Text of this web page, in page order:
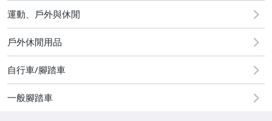
圖書/影音/文具
古董、藝術與礦石
手機、配件與通訊
美容保養與彩妝
運動、戶外與休閒
戶外休閒用品
自行車/腳踏車
一般腳踏車